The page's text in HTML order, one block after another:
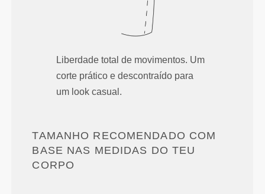
Liberdade total de movimentos. Um
corte prático e descontraído para
um look casual.
TAMANHO RECOMENDADO COM
BASE NAS MEDIDAS DO TEU
CORPO